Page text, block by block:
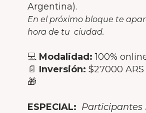
Argentina).
En el próximo bloque te
hora de tu ciudad.
💻 Modalidad:100%
📄 Inversión: $27000 ARS
🎁
ESPECIAL: Participantes